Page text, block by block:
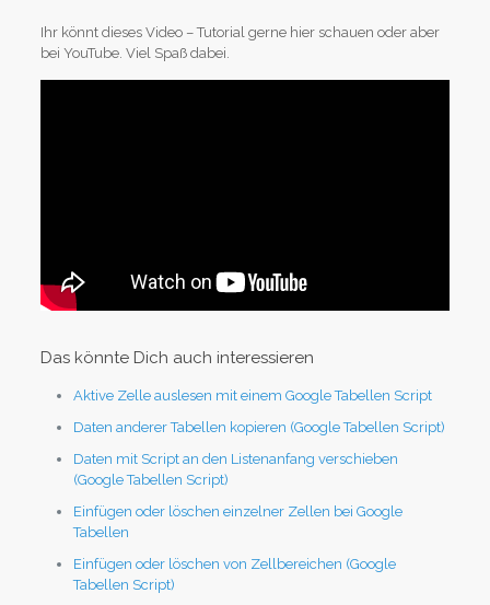
Ihr könnt dieses Video – Tutorial gerne hier schauen oder aber
bei YouTube. Viel Spaß dabei.
Das könnte Dich auch interessieren
Aktive Zelle auslesen mit einem Google Tabellen Script
Daten anderer Tabellen kopieren (Google Tabellen Script)
Daten mit Script an den Listenanfang verschieben
(Google Tabellen Script)
Einfügen oder löschen einzelner Zellen bei Google
Tabellen
Einfügen oder löschen von Zellbereichen (Google
Tabellen Script)